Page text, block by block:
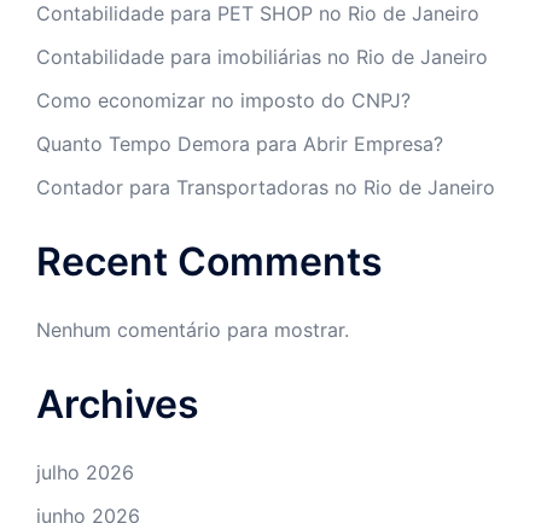
Contabilidade para PET SHOP no Rio de Janeiro
Contabilidade para imobiliárias no Rio de Janeiro
Como economizar no imposto do CNPJ?
Quanto Tempo Demora para Abrir Empresa?
Contador para Transportadoras no Rio de Janeiro
Recent Comments
Nenhum comentário para mostrar.
Archives
julho 2026
junho 2026